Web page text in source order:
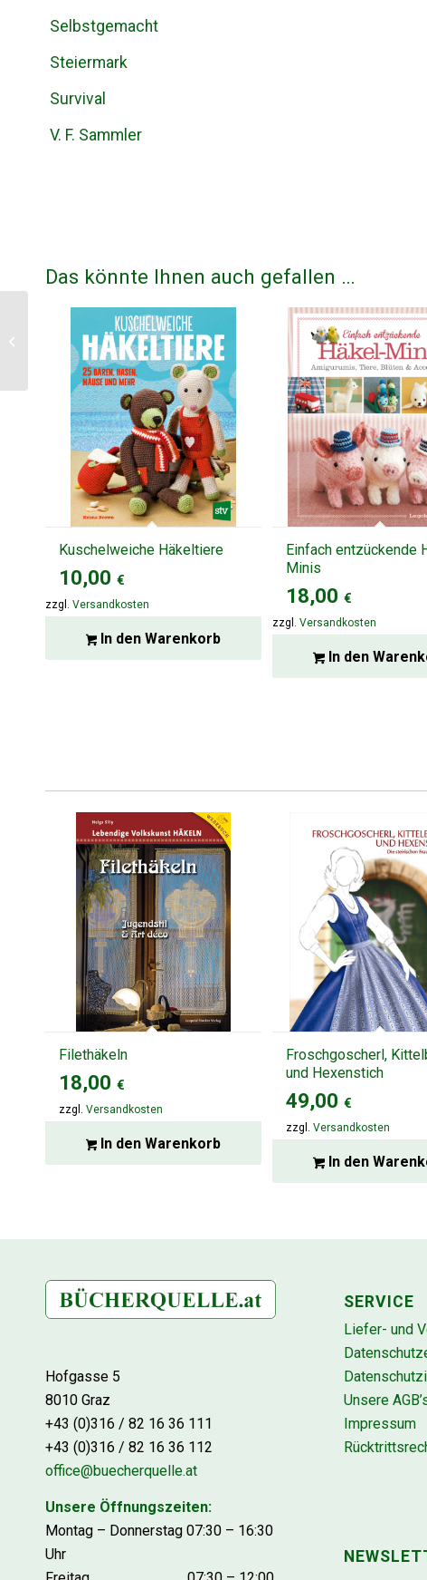
Selbstgemacht
Steiermark
Survival
V. F. Sammler
Das könnte Ihnen auch gefallen …
Kuschelweiche Häkeltiere
10,00 €
zzgl. Versandkosten
In den Warenkorb
Einfach entzückende
Minis
18,00€
zzgl.Versandkosten
In den
Filethäkeln
18,00 €
zzgl. Versandkosten
In den Warenkorb
Froschgoscherl,
und Hexenstich
49,00€
zzgl.Versandkosten
In den
Hofgasse 5
8010 Graz
+43 (0)316 / 82 16 36 111
+43 (0)316 / 82 16 36 112
office@buecherquelle.at
Unsere Öffnungszeiten:
Montag – Donnerstag 07:30 – 16:30
Uhr
SERVICE
Liefer- und
Unsere
Impressum
Naturseifen
selbst sieden